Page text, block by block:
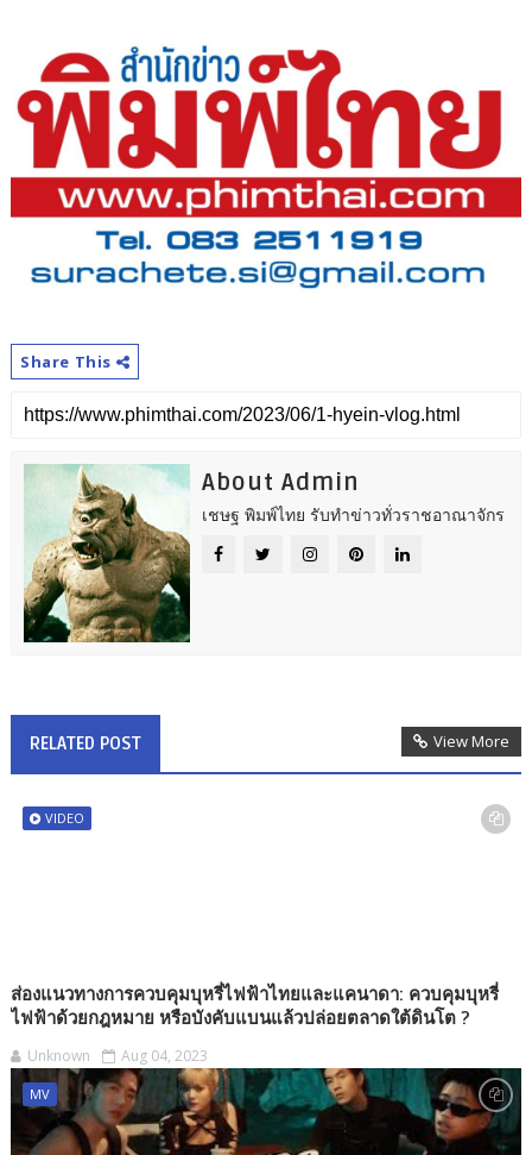
Share This
About Admin
เชษฐ พิมพ์ไทย รับทำข่าวทั่วราชอาณาจักร
RELATED POST View More
VIDEO
ส่องแนวทางการควบคุมบุหรี่ไฟฟ้าไทยและแคนาดา: ควบคุมบุหรี่
ไฟฟ้าด้วยกฎหมาย หรือบังคับแบนแล้วปล่อยตลาดใต้ดินโต ?
Unknown Aug 04, 2023
MV